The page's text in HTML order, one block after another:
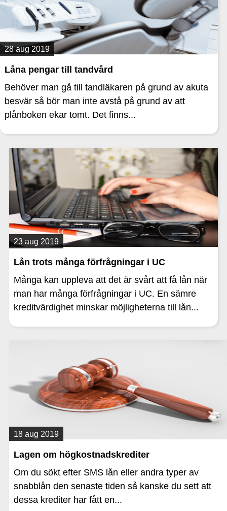
28 aug 2019
Låna pengar till tandvård
Behöver man gå till tandläkaren på grund av akuta
besvär så bör man inte avstå på grund av att
plånboken ekar tomt. Det finns...
23 aug 2019
Lån trots många förfrågningar i UC
Många kan uppleva att det är svårt att få lån när
man har många förfrågningar i UC. En sämre
kreditvärdighet minskar möjligheterna till lån...
18 aug 2019
Lagen om högkostnadskrediter
Om du sökt efter SMS lån eller andra typer av
snabblån den senaste tiden så kanske du sett att
dessa krediter har fått en...